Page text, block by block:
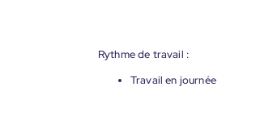
Rythme de travail :
Travail en journée